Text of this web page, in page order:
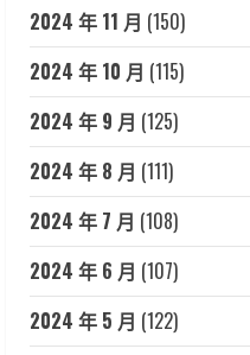
2024 年 11 月 (150)
2024 年 10 月 (115)
2024 年 9 月 (125)
2024 年 8 月 (111)
2024 年 7 月 (108)
2024 年 6 月 (107)
2024 年 5 月 (122)